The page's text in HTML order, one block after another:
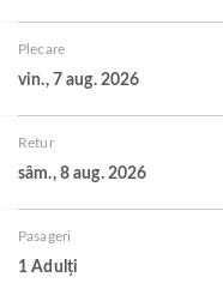
Plecare
vin., 7 aug. 2026
Retur
sâm., 8 aug. 2026
Pasageri
1 Adulți